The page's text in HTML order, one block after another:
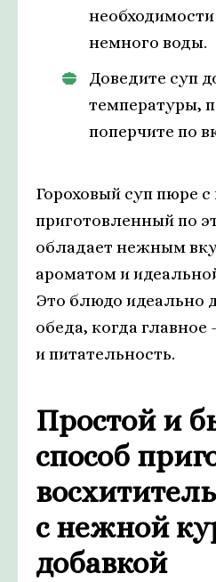
необходимости
немного воды.
Доведите суп
температуры,
поперчите по
Гороховый суп пюре с
приготовленный по
обладает нежным
ароматом и
Это блюдо идеально
обеда, когда главное
и питательность.
Простой и
способ
с нежной
добавкой